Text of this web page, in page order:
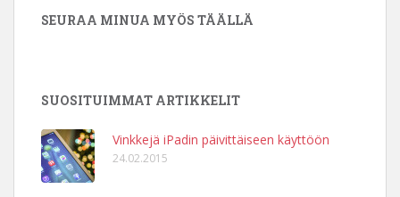
SEURAA MINUA MYÖS TÄÄLLÄ
SUOSITUIMMAT ARTIKKELIT
Vinkkejä iPadin päivittäiseen käyttöön
24.02.2015